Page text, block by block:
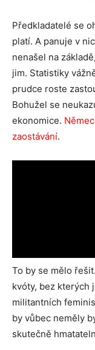
Předkladatelé se
platí. A panuje v
nenašel na
jim. Statistiky
prudce roste
Bohužel se
ekonomice.
zaostávání.
To by se mělo
kvóty, bez kterých
militantních
by vůbec neměly
skutečně